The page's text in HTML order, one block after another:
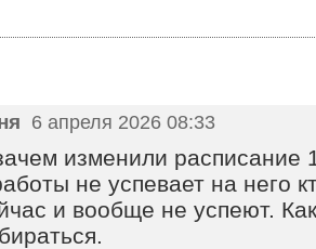
6 апреля 2026 08:33
изменили расписание
не успевает на него
и вообще не успеют.